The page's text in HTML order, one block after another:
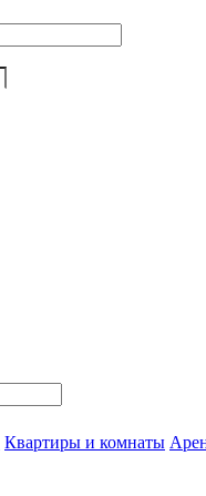
Квартиры и комнаты